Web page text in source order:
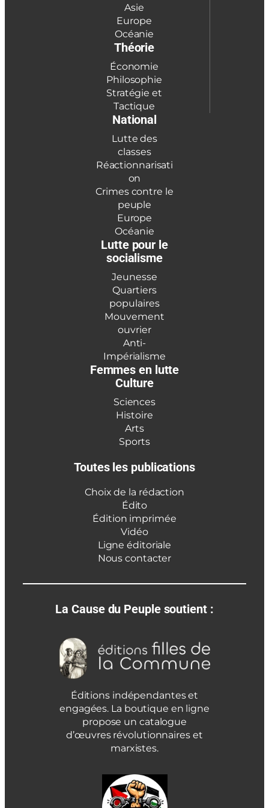
Asie
Europe
Océanie
Théorie
Économie
Philosophie
Stratégie et
Tactique
National
Lutte des
classes
Réactionnarisati
on
Crimes contre le
peuple
Europe
Océanie
Lutte pour le
socialisme
Jeunesse
Quartiers
populaires
Mouvement
ouvrier
Anti-
Impérialisme
Femmes en lutte
Culture
Sciences
Histoire
Arts
Sports
Toutes les publications
Choix de la rédaction
Édito
Édition imprimée
Vidéo
Ligne éditoriale
Nous contacter
La Cause du Peuple soutient :
Éditions indépendantes et
engagées. La boutique en ligne
propose un catalogue
d’œuvres révolutionnaires et
marxistes.